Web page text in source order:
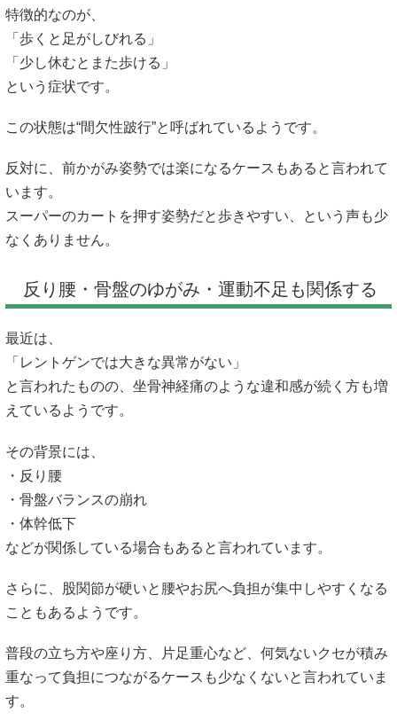
特徴的なのが、
「歩くと足がしびれる」
「少し休むとまた歩ける」
という症状です。
この状態は“間欠性跛行”と呼ばれているようです。
反対に、前かがみ姿勢では楽になるケースもあると言われて
います。
スーパーのカートを押す姿勢だと歩きやすい、という声も少
なくありません。
反り腰・骨盤のゆがみ・運動不足も関係する
最近は、
「レントゲンでは大きな異常がない」
と言われたものの、坐骨神経痛のような違和感が続く方も増
えているようです。
その背景には、
・反り腰
・骨盤バランスの崩れ
・体幹低下
などが関係している場合もあると言われています。
さらに、股関節が硬いと腰やお尻へ負担が集中しやすくなる
こともあるようです。
普段の立ち方や座り方、片足重心など、何気ないクセが積み
重なって負担につながるケースも少なくないと言われていま
す。